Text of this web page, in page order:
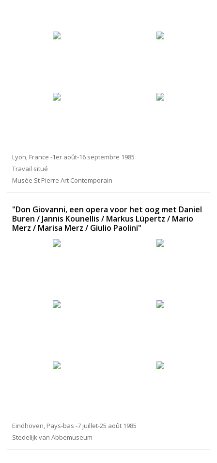
Lyon, France -1er août-16 septembre 1985
Travail situé
Musée St Pierre Art Contemporain
"Don Giovanni, een opera voor het oog met Daniel
Buren / Jannis Kounellis / Markus Lüpertz / Mario
Merz / Marisa Merz / Giulio Paolini"
Eindhoven, Pays-bas -7 juillet-25 août 1985
Stedelijk van Abbemuseum